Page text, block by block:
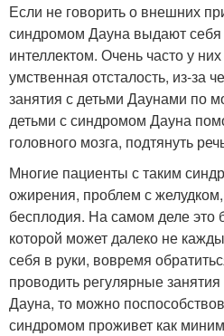
Если не говорить о внешних
синдромом Дауна выдают
интеллектом. Очень часто у
умственная отсталость, из-за
занятия с детьми Даунами по
детьми с синдромом Дауна
головного мозга, подтянуть
Многие пациенты с таким
ожирения, проблем с
бесплодия. На самом деле это
которой может далеко не
себя в руки, вовремя
проводить регулярные
Дауна, то можно
синдромом проживет как